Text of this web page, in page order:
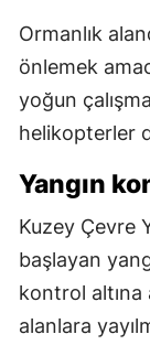
Ormanlık
önlemek
yoğun
helikopterler
Yangın
Kuzey Çevre
başlayan
kontrol altına
alanlara